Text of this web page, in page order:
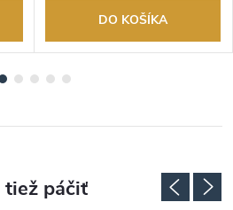
DO KOŠÍKA